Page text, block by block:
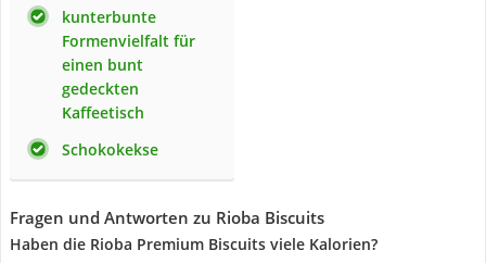
kunterbunte
Formenvielfalt für
einen bunt
gedeckten
Kaffeetisch
Schokokekse
Fragen und Antworten zu Rioba Biscuits
Haben die Rioba Premium Biscuits viele Kalorien?